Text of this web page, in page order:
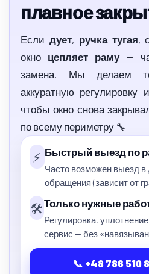
плавное
Если дует, ручка тугая,
окно цепляет раму—
замена. Мы делаем
аккуратную
чтобы окно снова
по всему периметру 🔧
⚡ Быстрый выезд по
Часто возможен выезд в
обращения (зависит от
🛠️Только нужные
Регулировка,
сервис — без
📞 +48 786 510